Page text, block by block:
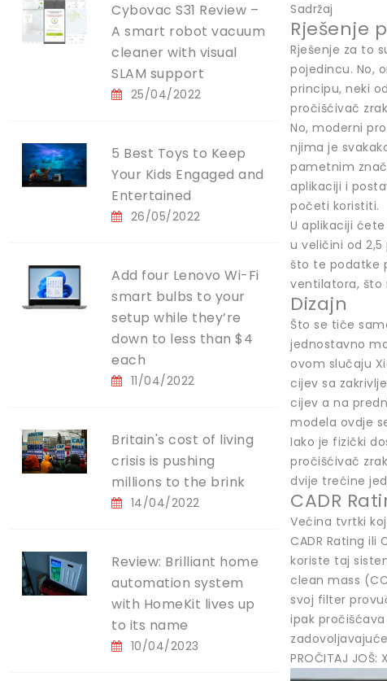
Cybovac S31 Review –
A smart robot vacuum
cleaner with visual
SLAM support
25/04/2022
5 Best Toys to Keep
Your Kids Engaged and
Entertained
26/05/2022
Add four Lenovo Wi-Fi
smart bulbs to your
setup while they’re
down to less than $4
each
11/04/2022
Britain's cost of living
crisis is pushing
millions to the brink
14/04/2022
Review: Brilliant home
automation system
with HomeKit lives up
to its name
10/04/2023
Sadržaj
Rješenje
Rješenje za to
pojedincu. No,
principu, neki
pročišćivač
No, moderni
njima je
pametnim
aplikaciji i
početi koristiti.
U aplikaciji
u veličini od
što te podatke
ventilatora, što
Dizajn
Što se tiče
jednostavno
ovom slučaju
cijev sa
cijev a na
modela ovdje
Iako je fizički
pročišćivač
dvije trećine
CADR
Većina tvrtki
CADR Rating
koriste taj
clean mass
svoj filter
ipak
PROČITAJ